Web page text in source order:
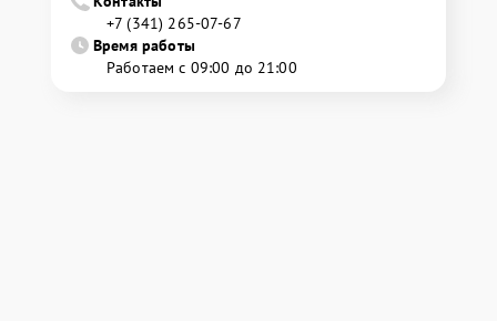
+7 (341) 265-07-67
Время работы
Работаем с 09:00 до 21:00